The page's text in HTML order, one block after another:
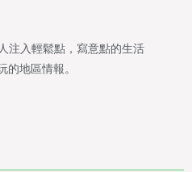
注入輕鬆點，寫意點的生活
的地區情報。